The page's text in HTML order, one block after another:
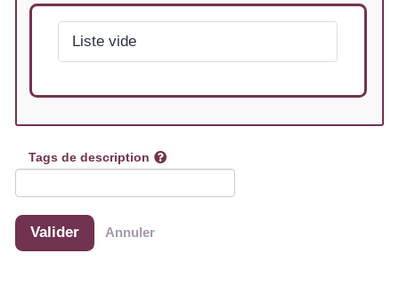
PdzNiNeRvlEVHObvMKIX
tEiGQGYUAmAJUUSfDRlvcp
totodamagescamm
Liste vide
Tags de description
Valider Annuler